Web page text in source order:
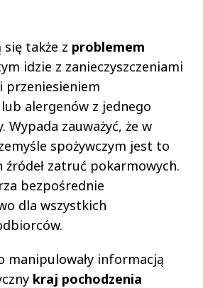
się także z problemem
idzie z zanieczyszczeniami
przeniesieniem
alergenów z jednego
Wypada zauważyć, że w
spożywczym jest to
źródeł zatruć pokarmowych.
bezpośrednie
dla wszystkich
manipulowały informacją
kraj pochodzenia